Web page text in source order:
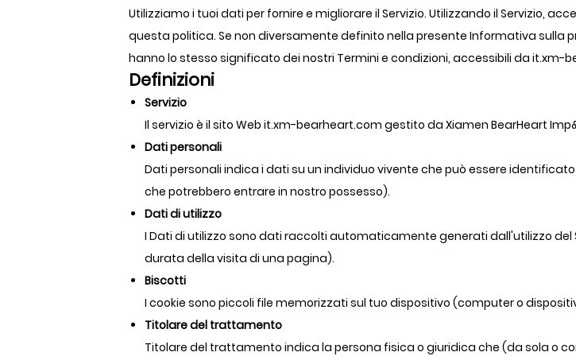
Utilizziamo i tuoi dati per fornire e migliorare il Servizio. Utilizzando il Servizio,
questa politica. Se non diversamente definito nella presente Informativa sulla
hanno lo stesso significato dei nostri Termini e condizioni, accessibili da it.xm-
Definizioni
Servizio
Il servizio è il sito Web it.xm-bearheart.com gestito da Xiamen BearHeart
Dati personali
Dati personali indica i dati su un individuo vivente che può essere
che potrebbero entrare in nostro possesso).
Dati di utilizzo
I Dati di utilizzo sono dati raccolti automaticamente generati dall'utilizzo
durata della visita di una pagina).
Biscotti
I cookie sono piccoli file memorizzati sul tuo dispositivo (computer o
Titolare del trattamento
Titolare del trattamento indica la persona fisica o giuridica che (da sola o